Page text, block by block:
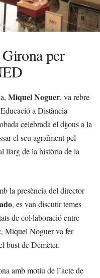
per
Miquel Noguer, va rebre
a Distància
celebrada el dijous a la
el seu agraïment pel
llarg de la història de la
la presència del director
, es van discutir temes
de col·laboració entre
Miquel Noguer va fer
bust de Demèter.
amb motiu de l’acte de